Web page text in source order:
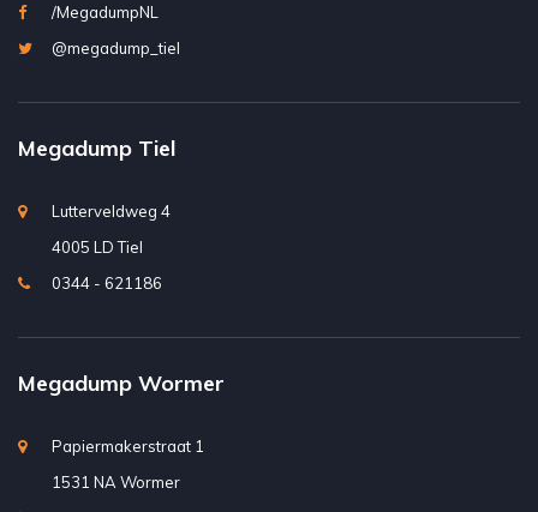
/MegadumpNL
@megadump_tiel
Megadump Tiel
Lutterveldweg 4
4005 LD Tiel
0344 - 621186
Megadump Wormer
Papiermakerstraat 1
1531 NA Wormer